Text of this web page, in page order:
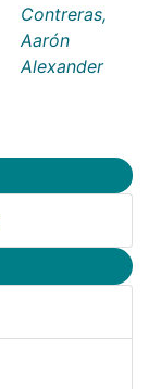
Contreras,
Aarón
Alexander